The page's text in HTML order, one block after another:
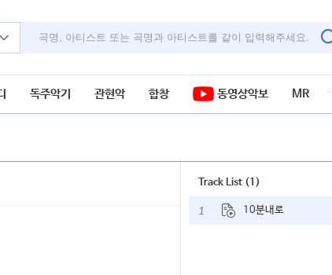
독주악기 관현악 합창 동영상악보 MR
Track List (1)
1 10분내로